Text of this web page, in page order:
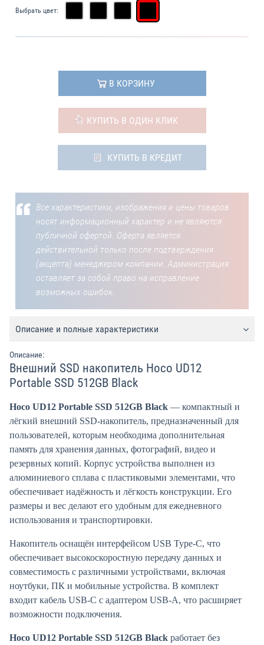
Выбрать цвет:
В КОРЗИНУ
КУПИТЬ В ОДИН КЛИК
КУПИТЬ В КРЕДИТ
Все характеристики, изображения и цены товаров
носят информационный характер и не являются
публичной офертой. Оферта является
действительной только после подтверждения
(акцепта) менеджером компании. Администрация
оставляет за собой право на исправление
возможных ошибок.
Описание и полные характеристики
Описание:
Внешний SSD накопитель Hoco UD12
Portable SSD 512GB Black
Hoco UD12 Portable SSD 512GB Black — компактный и
лёгкий внешний SSD-накопитель, предназначенный для
пользователей, которым необходима дополнительная
память для хранения данных, фотографий, видео и
резервных копий. Корпус устройства выполнен из
алюминиевого сплава с пластиковыми элементами, что
обеспечивает надёжность и лёгкость конструкции. Его
размеры и вес делают его удобным для ежедневного
использования и транспортировки.
Накопитель оснащён интерфейсом USB Type-C, что
обеспечивает высокоскоростную передачу данных и
совместимость с различными устройствами, включая
ноутбуки, ПК и мобильные устройства. В комплект
входит кабель USB-C с адаптером USB-A, что расширяет
возможности подключения.
Hoco UD12 Portable SSD 512GB Black работает без